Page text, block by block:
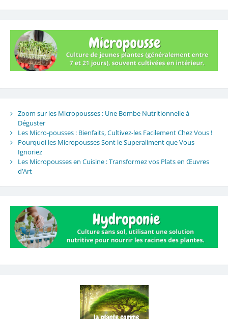
Zoom sur les Micropousses : Une Bombe Nutritionnelle à
Déguster
Les Micro-pousses : Bienfaits, Cultivez-les Facilement Chez Vous !
Pourquoi les Micropousses Sont le Superaliment que Vous
Ignoriez
Les Micropousses en Cuisine : Transformez vos Plats en Œuvres
d’Art